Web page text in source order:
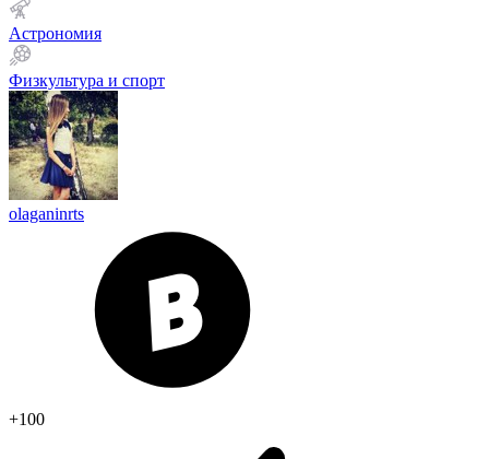
Астрономия
Физкультура и спорт
olaganinrts
+100